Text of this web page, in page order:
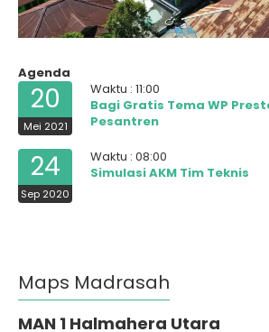
Agenda
20
Mei 2021
Waktu : 11:00
Bagi Gratis Tema WP
Pesantren
24
Sep 2020
Waktu : 08:00
Simulasi AKM Tim Teknis
Maps Madrasah
MAN 1 Halmahera Utara